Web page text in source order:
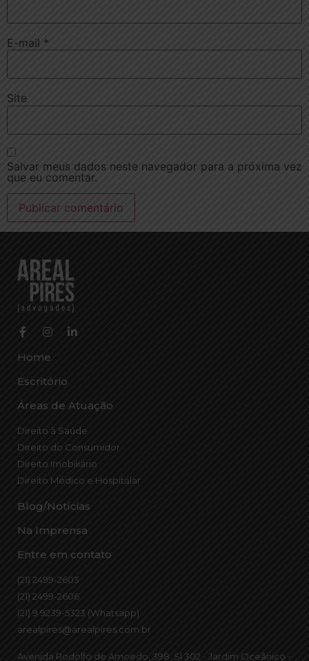
E-mail *
Site
Salvar meus dados neste navegador para a próxima vez
que eu comentar.
Home
Escritório
Áreas de Atuação
Direito à Saúde
Direito do Consumidor
Direito Imobiliário
Direito Médico e Hospitalar
Blog/Notícias
Na Imprensa
Entre em contato
(21) 2499-2603
(21) 2499-2606
(21) 9 9239-5323 (Whatsapp)
arealpires@arealpires.com.br
Avenida Rodolfo de Amoedo, 398. Sl 302 - Jardim Oceânico -